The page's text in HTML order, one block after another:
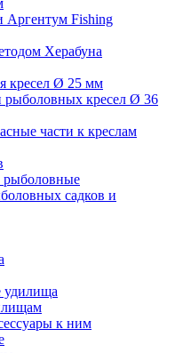
Аргентум Fishing
Херабуна
кресел Ø 25 мм
кресел Ø 36
части к креслам
рыболовные
садков и
удилища
к ним